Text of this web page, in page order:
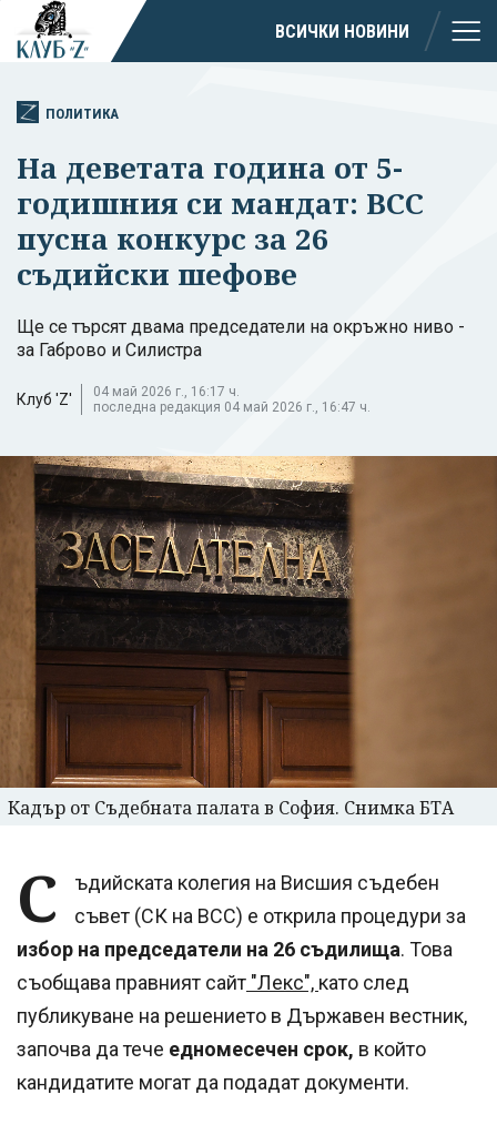
ВСИЧКИ НОВИНИ
ПОЛИТИКА
На деветата година от 5-
годишния си мандат: ВСС
пусна конкурс за 26
съдийски шефове
Ще се търсят двама председатели на окръжно ниво -
за Габрово и Силистра
Клуб 'Z'
04 май 2026 г., 16:17 ч.
последна редакция 04 май 2026 г., 16:47 ч.
Кадър от Съдебната палата в София. Снимка БТА
С
ъдийската колегия на Висшия съдебен
съвет (СК на ВСС) е открила процедури за
избор на председатели на 26 съдилища. Това
съобщава правният сайт "Лекс", като след
публикуване на решението в Държавен вестник,
започва да тече едномесечен срок, в който
кандидатите могат да подадат документи.